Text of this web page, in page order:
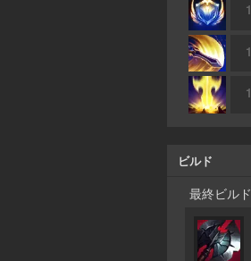
1
1
1
ビルド
最終ビルド